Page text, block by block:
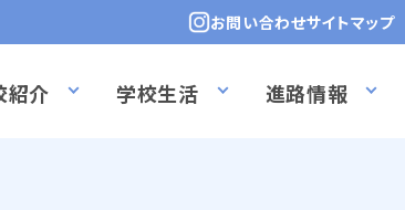
お問い合わせサイトマップ
紹介 学校生活 進路情報